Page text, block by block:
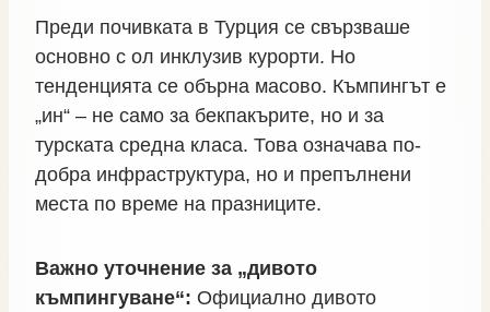
Преди почивката в Турция се свързваше
основно с ол инклузив курорти. Но
тенденцията се обърна масово. Къмпингът е
„ин“ – не само за бекпакърите, но и за
турската средна класа. Това означава по-
добра инфраструктура, но и препълнени
места по време на празниците.
Важно уточнение за „дивото
къмпингуване“: Официално дивото